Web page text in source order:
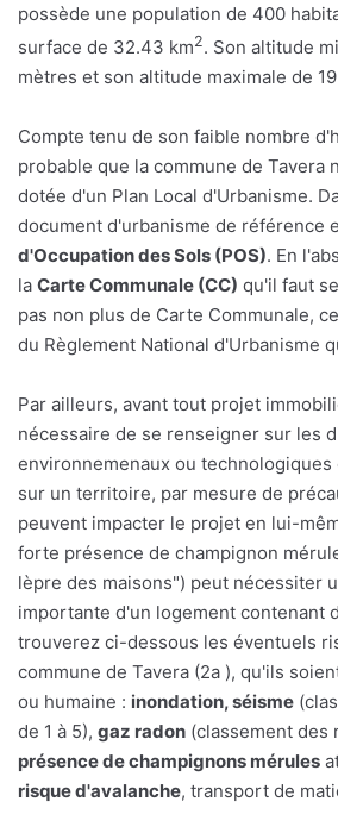
possède une population de 400
surface de 32.43 km2. Son altitude
mètres et son altitude maximale de
Compte tenu de son faible nombre
probable que la commune de Tavera
dotée d'un Plan Local d'Urbanisme.
document d'urbanisme de référence
d'Occupation des Sols (POS). En
la Carte Communale (CC) qu'il faut
pas non plus de Carte Communale,
du Règlement National d'Urbanisme
Par ailleurs, avant tout projet
nécessaire de se renseigner sur les
environnemenaux ou
sur un territoire, par mesure de
peuvent impacter le projet en lui-
forte présence de champignon
lèpre des maisons") peut nécessiter
importante d'un logement contenant
trouverez ci-dessous les éventuels
commune de Tavera (2a ), qu'ils
ou humaine : inondation, séisme
de 1 à 5), gaz radon (classement des
présence de champignons mérules
risque d'avalanche, transport de